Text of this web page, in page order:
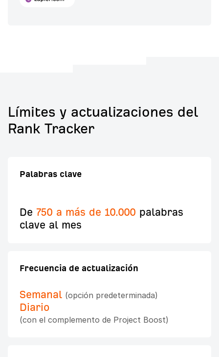
Límites y actualizaciones del
Rank Tracker
Palabras clave
De 750 a más de 10.000 palabras
clave al mes
Frecuencia de actualización
Semanal (opción predeterminada)
Diario
(con el complemento de Project Boost)